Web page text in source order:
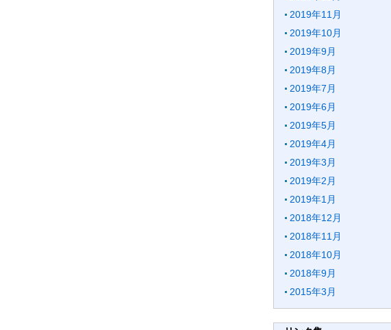
2019年11月
2019年10月
2019年9月
2019年8月
2019年7月
2019年6月
2019年5月
2019年4月
2019年3月
2019年2月
2019年1月
2018年12月
2018年11月
2018年10月
2018年9月
2015年3月